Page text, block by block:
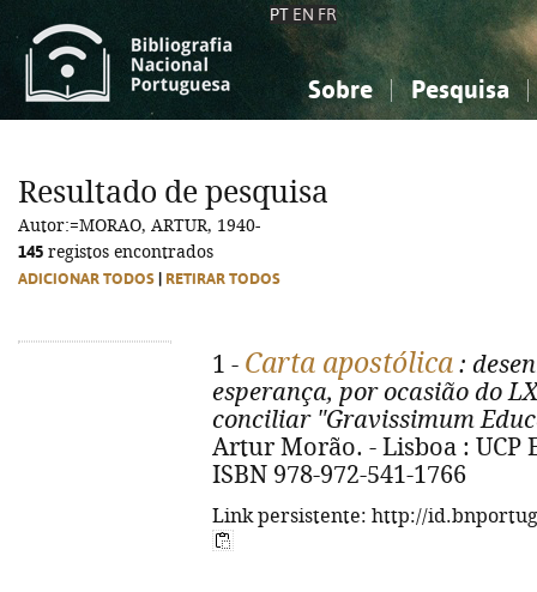
PT EN FR
Sobre Pesquisa
Ciências sociais...
Ciências sociais...
Resultado de pesquisa
Autor:=MORAO, ARTUR, 1940-
145 registos encontrados
ADICIONAR TODOS RETIRAR TODOS
1 - Carta apostólica :
esperança, por ocasião do
conciliar "Gravissimum
Artur Morão. - Lisboa : UCP
ISBN 978-972-541-1766
Link persistente: http://